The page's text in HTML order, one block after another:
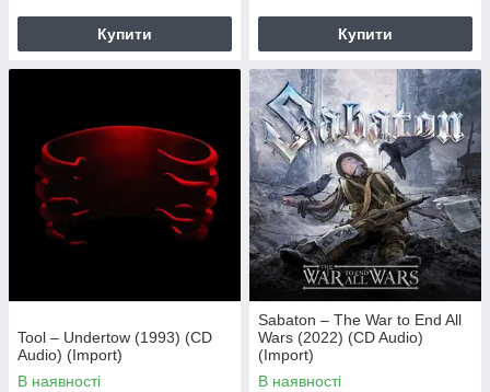
Купити Купити
Tool – Undertow (1993) (CD
Audio) (Import)
В наявності
Sabaton – The War to End All
Wars (2022) (CD Audio)
(Import)
В наявності